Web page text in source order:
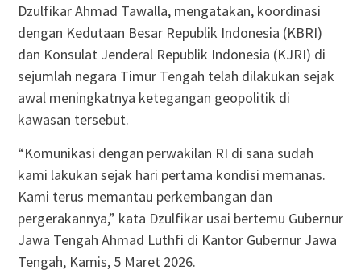
Dzulfikar Ahmad Tawalla, mengatakan, koordinasi
dengan Kedutaan Besar Republik Indonesia (KBRI)
dan Konsulat Jenderal Republik Indonesia (KJRI) di
sejumlah negara Timur Tengah telah dilakukan sejak
awal meningkatnya ketegangan geopolitik di
kawasan tersebut.
“Komunikasi dengan perwakilan RI di sana sudah
kami lakukan sejak hari pertama kondisi memanas.
Kami terus memantau perkembangan dan
pergerakannya,” kata Dzulfikar usai bertemu Gubernur
Jawa Tengah Ahmad Luthfi di Kantor Gubernur Jawa
Tengah, Kamis, 5 Maret 2026.